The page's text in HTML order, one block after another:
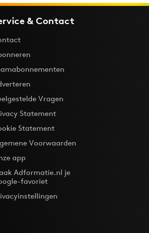
& Contact
Vragen
Statement
Statement
Voorwaarden
app
Adformatie.nl je
favoriet